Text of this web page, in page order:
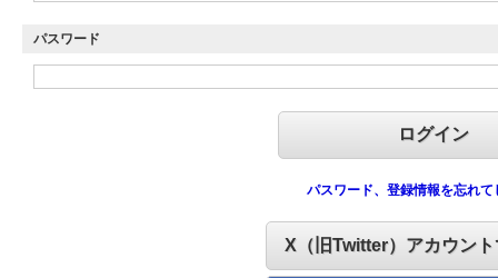
パスワード
パスワード、登録情報を忘れて
X（旧Twitter）アカウン